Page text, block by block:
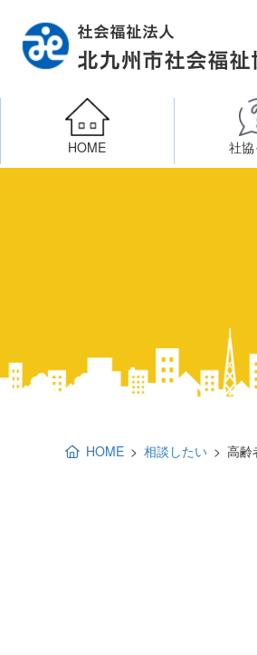
HOME 社協
八幡東区事務所
その他
地域福祉活動計画
HOME 相談したい 高齢